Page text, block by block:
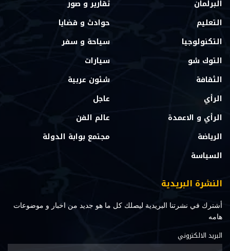
البرلمان
التعليم
التكنولوجيا
التوك شو
الثقافة
الرأي
الرأي و الاعمدة
الرياضة
السياسة
تقارير و صور
حوادث و قضايا
سياحة و سفر
سيارات
شئون عربية
عاجل
عالم الفن
مجتمع بوابة الدولة
النشرة البريدية
أشترك في نشرتنا البريدية ليصلك كل ما هو جديد من اخبار و موضوعات
هامه
البريد الالكتروني